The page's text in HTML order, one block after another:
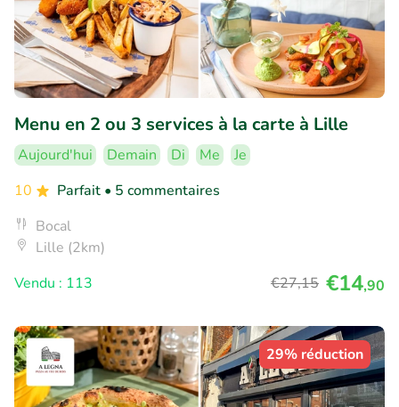
Menu en 2 ou 3 services à la carte à Lille
Aujourd'hui Demain Di Me
Je
10
Parfait • 5 commentaires
Bocal
Lille (2km)
Vendu : 113
€27,15 €14,90
29% réduction